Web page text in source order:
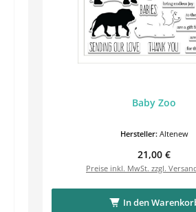
Baby Zoo
Hersteller: Altenew
Regulärer
21,00 €
Preise inkl. MwSt. zzgl.
In den